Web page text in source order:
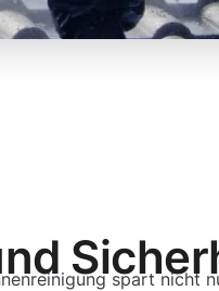
spart nicht